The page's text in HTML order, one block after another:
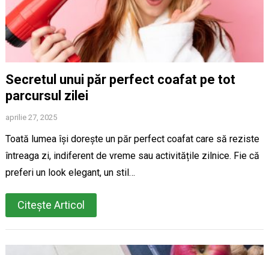
Secretul unui păr perfect coafat pe tot
parcursul zilei
aprilie 27, 2025
Toată lumea își dorește un păr perfect coafat care să reziste
întreaga zi, indiferent de vreme sau activitățile zilnice. Fie că
preferi un look elegant, un stil…
Citește Articol